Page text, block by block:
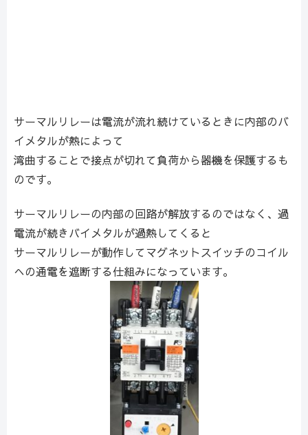
サーマルリレーは電流が流れ続けているときに内部のバ
イメタルが熱によって
湾曲することで接点が切れて負荷から器機を保護するも
のです。
サーマルリレーの内部の回路が解放するのではなく、過
電流が続きバイメタルが過熱してくると
サーマルリレーが動作してマグネットスイッチのコイル
への通電を遮断する仕組みになっています。